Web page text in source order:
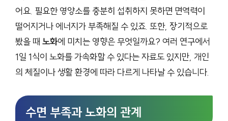
어요. 필요한 영양소를 충분히 섭취하지 못하면 면역력이
떨어지거나 에너지가 부족해질 수 있죠. 또한, 장기적으로
봤을 때 노화에 미치는 영향은 무엇일까요? 여러 연구에서
1일 1식이 노화를 가속화할 수 있다는 자료도 있지만, 개인
의 체질이나 생활 환경에 따라 다르게 나타날 수 있습니다.
수면 부족과 노화의 관계